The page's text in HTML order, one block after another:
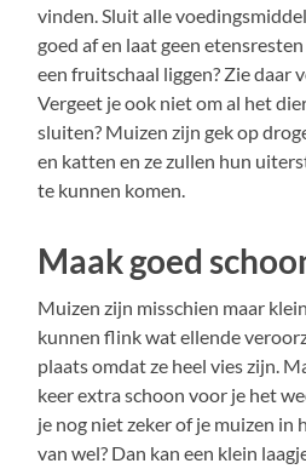
vinden. Sluit alle
goed af en laat geen
een fruitschaal liggen? Zie daar
Vergeet je ook niet om al het
sluiten? Muizen zijn gek op
en katten en ze zullen hun
te kunnen komen.
Maak goed
Muizen zijn misschien maar
kunnen flink wat ellende
plaats omdat ze heel vies zijn.
keer extra schoon voor je het
je nog niet zeker of je muizen in
van wel? Dan kan een klein